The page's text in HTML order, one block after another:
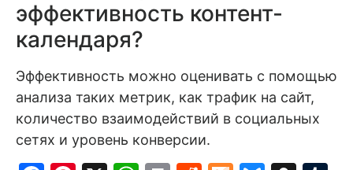
эффективность контент-
календаря?
Эффективность можно оценивать с помощью
анализа таких метрик, как трафик на сайт,
количество взаимодействий в социальных
сетях и уровень конверсии.